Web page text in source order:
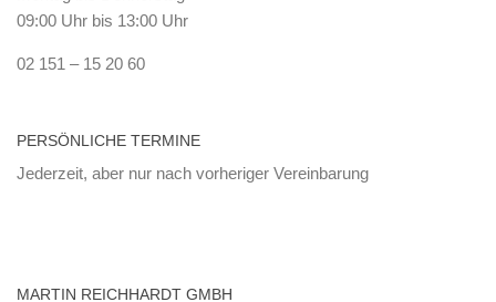
09:00 Uhr bis 13:00 Uhr
02 151 – 15 20 60
PERSÖNLICHE TERMINE
Jederzeit, aber nur nach vorheriger Vereinbarung
MARTIN REICHHARDT GMBH